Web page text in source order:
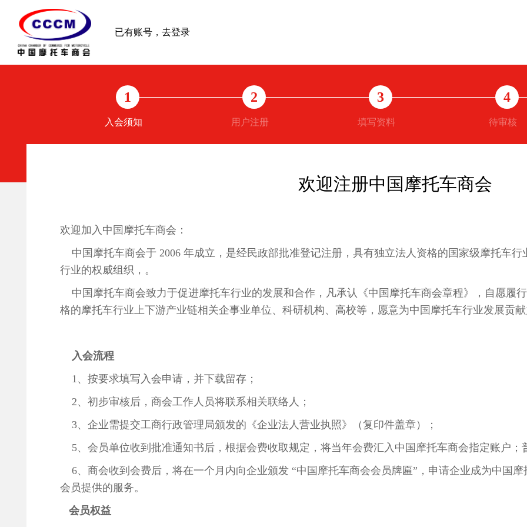
已有账号，去登录
1
入会须知
2
用户注册
3
填写资料
4
待审核
欢迎注册中国摩托车商会
欢迎加入中国摩托车商会：
中国摩托车商会于 2006 年成立，是经民政部批准登记注册，具有独立法人资格的国家级摩托车
行业的权威组织，。
中国摩托车商会致力于促进摩托车行业的发展和合作，凡承认《中国摩托车商会章程》，自愿履
格的摩托车行业上下游产业链相关企事业单位、科研机构、高校等， 愿意为中国摩托车行业发展贡
入会流程
1、按要求填写入会申请，并下载留存；
2、初步审核后，商会工作人员将联系相关联络人；
3、企业需提交工商行政管理局颁发的《企业法人营业执照》（复印件盖章）；
5、会员单位收到批准通知书后，根据会费收取规定，将当年会费汇入中国摩托车商会指定账户；
6、商会收到会费后，将在一个月内向企业颁发 “中国摩托车商会会员牌匾”，申请企业成为中国
会员提供的服务。
会员权益